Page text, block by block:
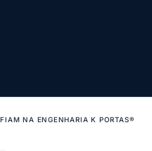
NA ENGENHARIA K PORTAS®